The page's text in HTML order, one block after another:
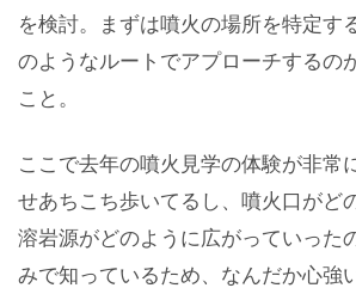
を検討。まずは噴火の場所を特定す
のようなルートでアプローチするの
こと。
ここで去年の噴火見学の体験が非常
せあちこち歩いてるし、噴火口がど
溶岩源がどのように広がっていった
みで知っているため、なんだか心強